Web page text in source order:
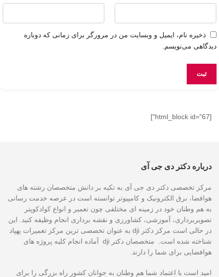
ذخیره نام، ایمیل و وبسایت من در مرورگر برای زمانی که دوباره
دیدگاهی می‌نویسم.
[html_block id="67"]
درباره دکتر دی جی آی
مرکز تخصصی دکتر دی جی آی به تکیه بر دانش متخصصان رشته های
هوافضا، برق الکترونیک و کامپیوتر توانسته است در عرصه خدمت رسانی
به هم وطنان خود در زمینه ای مختلفی چون تعمیر و انواع کوادکوپتر
تصویربرداری، آموزشی، کشاورزی و نقشه برداری انجام وظیفه کنید. این
در حالی است مرکز دکتر dji به عنوان تخصصی ترین مرکز تعمیرات پهپاد
شناخته شده است. متخصصان دکتر dji آماده انجام کلیه پروژه های
هوافضایی برای شما را دارند.
امید است با اعتماد شما هم وطنان به جوانان کشور راه بزرگی را برای